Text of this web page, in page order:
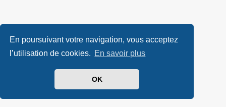
En poursuivant votre navigation, vous acceptez
l’utilisation de cookies. En savoir plus
OK